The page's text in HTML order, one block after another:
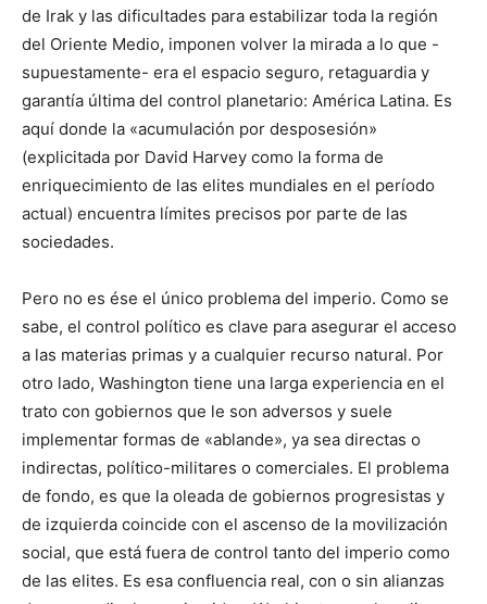
de Irak y las dificultades para estabilizar toda la región
del Oriente Medio, imponen volver la mirada a lo que -
supuestamente- era el espacio seguro, retaguardia y
garantía última del control planetario: América Latina. Es
aquí donde la «acumulación por desposesión»
(explicitada por David Harvey como la forma de
enriquecimiento de las elites mundiales en el período
actual) encuentra límites precisos por parte de las
sociedades.
Pero no es ése el único problema del imperio. Como se
sabe, el control político es clave para asegurar el acceso
a las materias primas y a cualquier recurso natural. Por
otro lado, Washington tiene una larga experiencia en el
trato con gobiernos que le son adversos y suele
implementar formas de «ablande», ya sea directas o
indirectas, político-militares o comerciales. El problema
de fondo, es que la oleada de gobiernos progresistas y
de izquierda coincide con el ascenso de la movilización
social, que está fuera de control tanto del imperio como
de las elites. Es esa confluencia real, con o sin alianzas